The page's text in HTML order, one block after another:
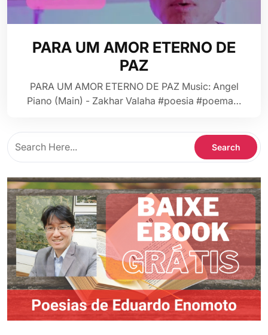
PARA UM AMOR ETERNO DE
PAZ
PARA UM AMOR ETERNO DE PAZ Music: Angel
Piano (Main) - Zakhar Valaha #poesia #poema…